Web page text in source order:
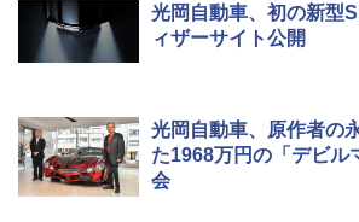
光岡自動車、初の新型
ィザーサイト公開
光岡自動車、原作者の
た1968万円の「デビル
会